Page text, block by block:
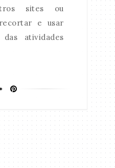
sites ou
e usar
atividades